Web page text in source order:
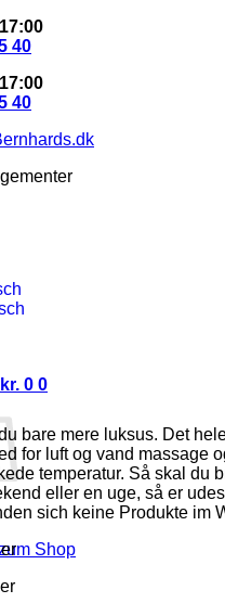
40
40
kr. 0 0
sich keine Produkte im
Shop
bare mere luksus. Det
for luft og vand massage
temperatur. Så skal du
eller en uge, så er